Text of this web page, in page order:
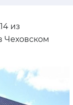
из
Чеховском